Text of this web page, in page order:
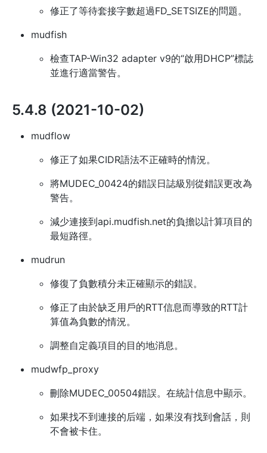
修正了等待套接字數超過FD_SETSIZE的問題。
mudfish
檢查TAP-Win32 adapter v9的“啟用DHCP”標誌
並進行適當警告。
5.4.8 (2021-10-02)
mudflow
修正了如果CIDR語法不正確時的情況。
將MUDEC_00424的錯誤日誌級別從錯誤更改為
警告。
減少連接到api.mudfish.net的負擔以計算項目的
最短路徑。
mudrun
修復了負數積分未正確顯示的錯誤。
修正了由於缺乏用戶的RTT信息而導致的RTT計
算值為負數的情況。
調整自定義項目的目的地消息。
mudwfp_proxy
刪除MUDEC_00504錯誤。在統計信息中顯示。
如果找不到連接的后端，如果沒有找到會話，則
不會被卡住。